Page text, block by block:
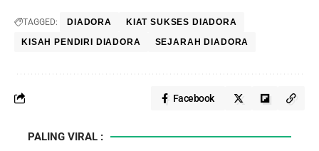
TAGGED: DIADORA
KIAT SUKSES DIADORA
KISAH PENDIRI DIADORA
SEJARAH DIADORA
Facebook
PALING VIRAL :